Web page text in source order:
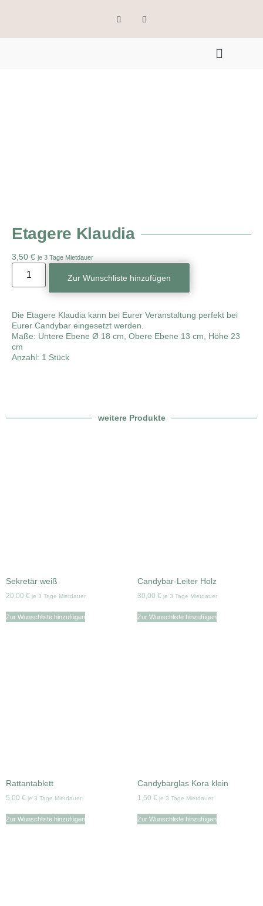
Etagere Klaudia
3,50 € je 3 Tage Mietdauer
Zur Wunschliste hinzufügen
Die Etagere Klaudia kann bei Eurer Veranstaltung perfekt bei
Eurer Candybar eingesetzt werden.
Maße: Untere Ebene Ø 18 cm, Obere Ebene 13 cm, Höhe 23
cm
Anzahl: 1 Stück
weitere Produkte
Sekretär weiß
20,00 € je 3 Tage Mietdauer
Zur Wunschliste hinzufügen
Candybar-Leiter Holz
30,00 € je 3 Tage Mietdauer
Zur Wunschliste hinzufügen
Rattantablett
5,00 € je 3 Tage Mietdauer
Zur Wunschliste hinzufügen
Candybarglas Kora klein
1,50 € je 3 Tage Mietdauer
Zur Wunschliste hinzufügen